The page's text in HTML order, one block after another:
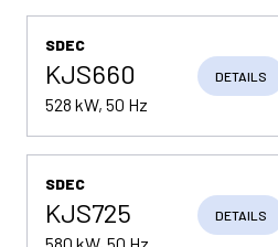
SDEC
KJS660
528 kW, 50 Hz
DETAILS
SDEC
KJS725 DETAILS